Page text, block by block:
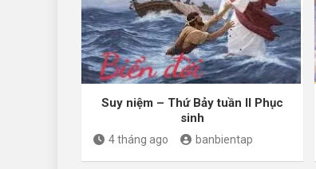
Suy niệm – Thứ Bảy tuần II Phục
sinh
4 tháng ago banbientap